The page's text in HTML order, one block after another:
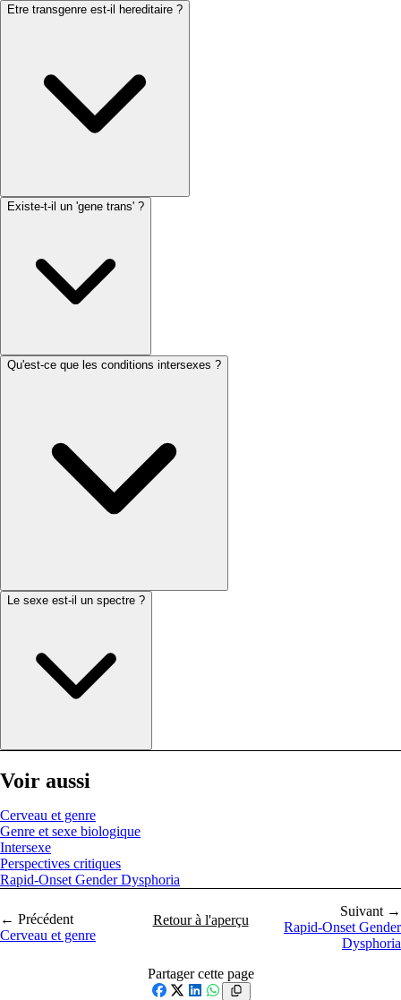
Etre transgenre est-il hereditaire ?
Existe-t-il un 'gene trans' ?
Qu'est-ce que les conditions intersexes ?
Le sexe est-il un spectre ?
Voir aussi
Cerveau et genre
Genre et sexe biologique
Intersexe
Perspectives critiques
Rapid-Onset Gender Dysphoria
← Précédent
Cerveau et genre
Retour à l'aperçu
Suivant →
Rapid-Onset Gender
Dysphoria
Partager cette page